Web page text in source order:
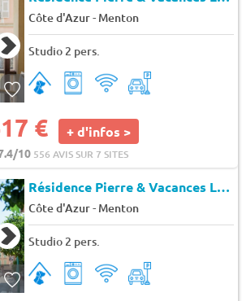
Côte d'Azur- Menton
Studio 2 pers.
€ + d'infos >
10 556 AVIS SUR 7 SITES
Résidence Pierre & Vacances Les Citronniers*
Côte d'Azur- Menton
Studio 2 pers.